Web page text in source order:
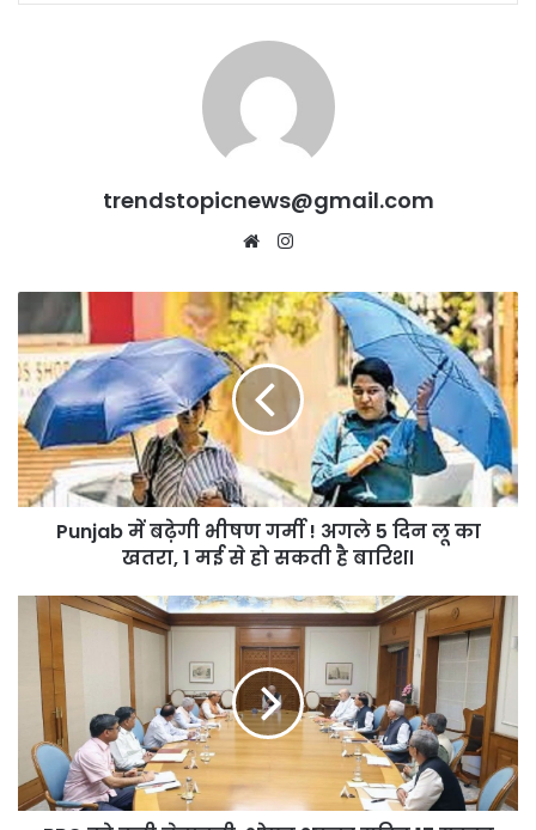
trendstopicnews@gmail.com
Website
बढ़ेगी
भीषण
गर्मी
!
अगले
5
दिन
सकती
बारिश।
Punjab में बढ़ेगी भीषण गर्मी ! अगले 5 दिन लू का
खतरा, 1 मई से हो सकती है बारिश।
BBC
कड़ी
चेतावनी,
शोएब
अख्तर
सहित
17
यूट्यूब